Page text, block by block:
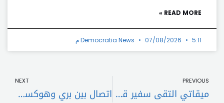
READ MORE »
Democratia News 07/08/2026 5:11 م
PREVIOUS
ميقاتي التقى سفير قطر وهذا ما تم بحثه
NEXT
اتصال بين بري وهوكستين لضبط الخروقات الإسرائيلية